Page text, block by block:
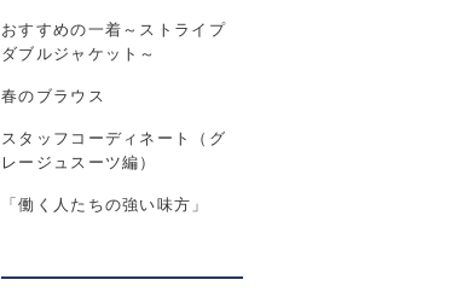
おすすめの一着～ストライプ
ダブルジャケット～
春のブラウス
スタッフコーディネート（グ
レージュスーツ編）
「働く人たちの強い味方」